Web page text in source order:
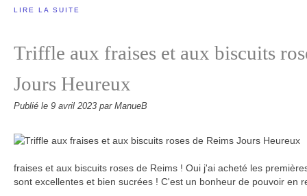
LIRE LA SUITE
Triffle aux fraises et aux biscuits
Jours Heureux
Publié le 9 avril 2023 par ManueB
fraises et aux biscuits roses de Reims ! Oui j'ai acheté les
sont excellentes et bien sucrées ! C'est un bonheur de pouvoir en